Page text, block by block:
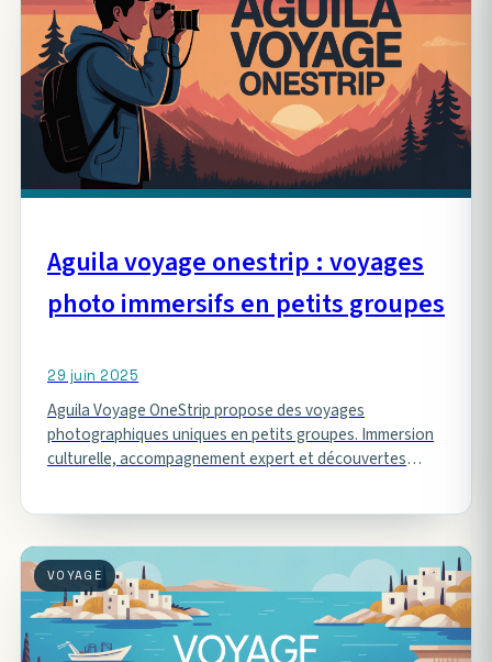
Aguila voyage onestrip : voyages
photo immersifs en petits groupes
29 juin 2025
Aguila Voyage OneStrip propose des voyages
photographiques uniques en petits groupes. Immersion
culturelle, accompagnement expert et découvertes
VOYAGE